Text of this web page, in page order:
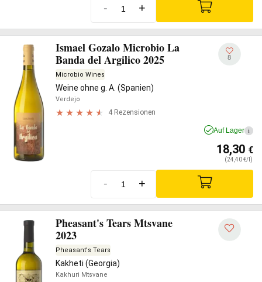
- +
Ismael Gozalo Microbio La
Banda del Argilico 2025
Microbio Wines
Weine ohne g. A. (Spanien)
Verdejo
4 Rezensionen
8
Auf Lager i
18,30 €
(24,40 €/l)
- +
Pheasant's Tears Mtsvane
2023
Pheasant's Tears
Kakheti (Georgia)
Kakhuri Mtsvane